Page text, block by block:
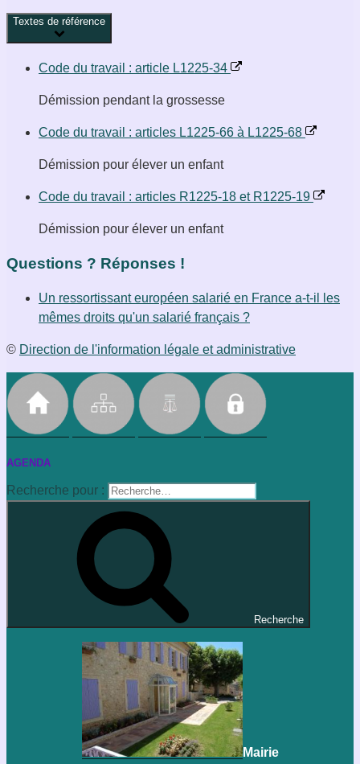
Textes de référence
Code du travail : article L1225-34
Démission pendant la grossesse
Code du travail : articles L1225-66 à L1225-68
Démission pour élever un enfant
Code du travail : articles R1225-18 et R1225-19
Démission pour élever un enfant
Questions ? Réponses !
Un ressortissant européen salarié en France a-t-il les
mêmes droits qu'un salarié français ?
© Direction de l'information légale et administrative
AGENDA
Recherche pour :
Recherche
Mairie